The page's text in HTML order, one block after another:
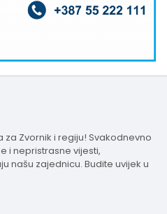
Zvornik i regiju! Svakodnevno
i nepristrasne vijesti,
našu zajednicu. Budite uvijek u